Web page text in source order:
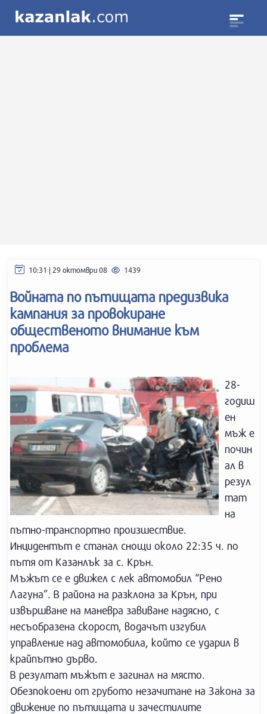
10:31 | 29 октомври 08 1439
Войната по пътищата предизвика
кампания за провокиране
общественото внимание към
проблема
28-
годиш
ен
мъж е
почин
ал в
резул
тат
на
пътно-транспортно произшествие.
Инцидентът е станал снощи около 22:35 ч. по
пътя от Казанлък за с. Крън.
Мъжът се е движел с лек автомобил “Рено
Лагуна”. В района на разклона за Крън, при
извършване на маневра завиване надясно, с
несъобразена скорост, водачът изгубил
управление над автомобила, който се ударил в
крайпътно дърво.
В резултат мъжът е загинал на място.
Обезпокоени от грубото незачитане на Закона за
движение по пътищата и зачестилите